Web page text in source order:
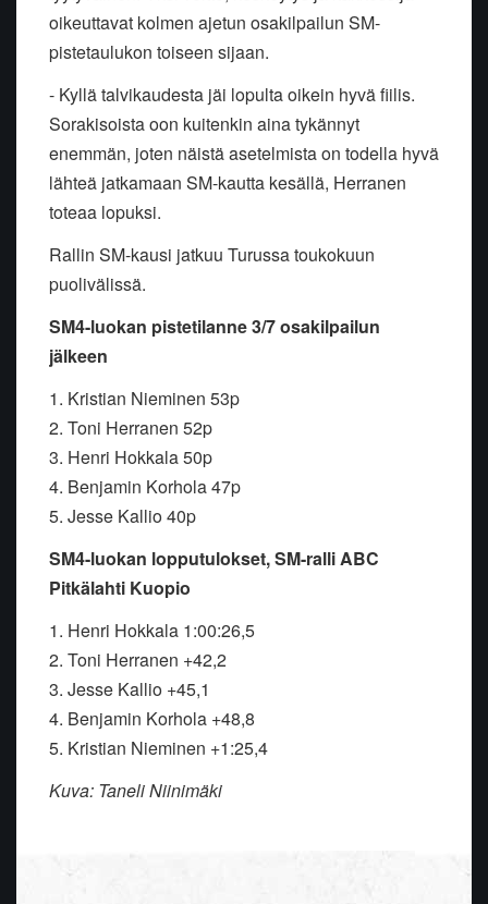
oikeuttavat kolmen ajetun osakilpailun SM-
pistetaulukon toiseen sijaan.
- Kyllä talvikaudesta jäi lopulta oikein hyvä fiilis.
Sorakisoista oon kuitenkin aina tykännyt
enemmän, joten näistä asetelmista on todella hyvä
lähteä jatkamaan SM-kautta kesällä, Herranen
toteaa lopuksi.
Rallin SM-kausi jatkuu Turussa toukokuun
puolivälissä.
SM4-luokan pistetilanne 3/7 osakilpailun
jälkeen
1. Kristian Nieminen 53p
2. Toni Herranen 52p
3. Henri Hokkala 50p
4. Benjamin Korhola 47p
5. Jesse Kallio 40p
SM4-luokan lopputulokset, SM-ralli ABC
Pitkälahti Kuopio
1. Henri Hokkala 1:00:26,5
2. Toni Herranen +42,2
3. Jesse Kallio +45,1
4. Benjamin Korhola +48,8
5. Kristian Nieminen +1:25,4
Kuva: Taneli Niinimäki